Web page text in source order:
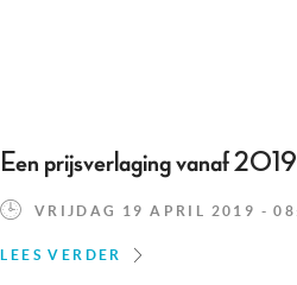
Een prijsverlaging vanaf 2019
VRIJDAG 19 APRIL 2019 -
LEES VERDER